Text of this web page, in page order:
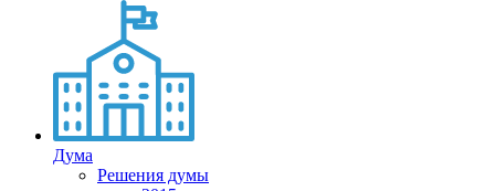
Дума
Решения думы